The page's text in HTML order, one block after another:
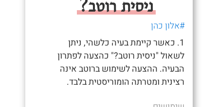
ניסית רוטב?
#אלון כהן
1. כאשר קיימת בעיה כלשהי, ניתן
לשאול "ניסית רוטב?" כהצעה לפתרון
הבעיה. ההצעה לשימוש ברוטב אינה
רצינית ומטרתה הומוריסטית בלבד.